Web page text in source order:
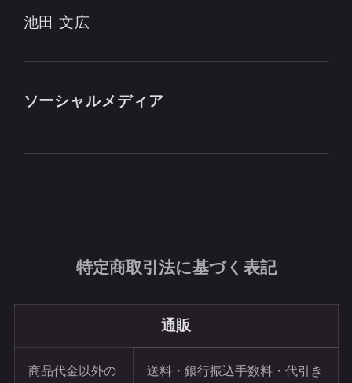
池田 文広
ソーシャルメディア
特定商取引法に基づく表記
通販
商品代金以外の
送料・銀行振込手数料・代引き